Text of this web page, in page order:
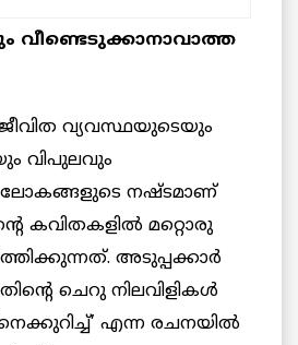
വീണ്ടെടുക്കാനാവാത്ത
ജീവിത വ്യവസ്ഥയുടെയും
വിപുലവും
നഷ്ടമാണ്
കവിതകളിൽ മറ്റൊരു
അടുപ്പക്കാർ
ചെറു നിലവിളികൾ
എന്ന രചനയിൽ